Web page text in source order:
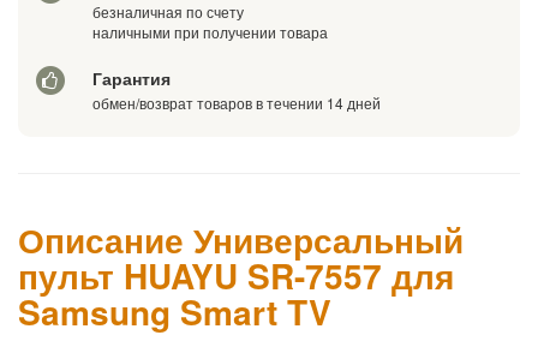
безналичная по счету
наличными при получении товара
Гарантия
обмен/возврат товаров в течении 14 дней
Описание Универсальный
пульт HUAYU SR-7557 для
Samsung Smart TV